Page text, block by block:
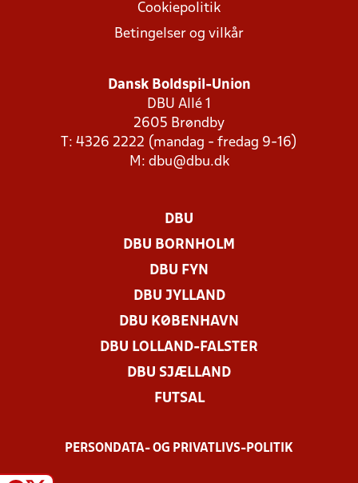
Cookiepolitik
Betingelser og vilkår
Dansk Boldspil-Union
DBU Allé 1
2605 Brøndby
T: 4326 2222 (mandag - fredag 9-16)
M: dbu@dbu.dk
DBU
DBU BORNHOLM
DBU FYN
DBU JYLLAND
DBU KØBENHAVN
DBU LOLLAND-FALSTER
DBU SJÆLLAND
FUTSAL
PERSONDATA- OG PRIVATLIVS-POLITIK